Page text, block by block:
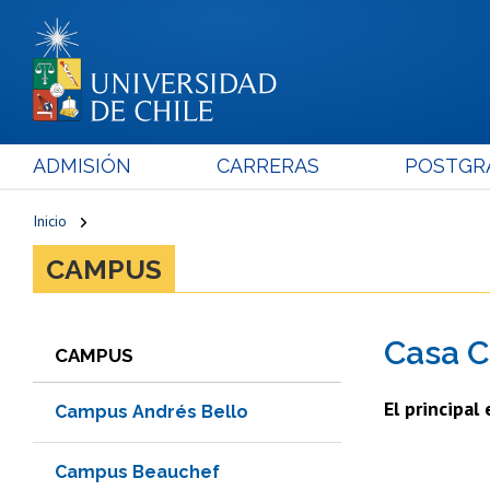
ADMISIÓN CARRERAS
Inicio
CAMPUS
CAMPUS
Campus Andrés Bello
Campus Beauchef
Casa
El principal